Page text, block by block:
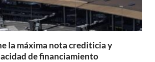
la máxima nota crediticia y
de financiamiento